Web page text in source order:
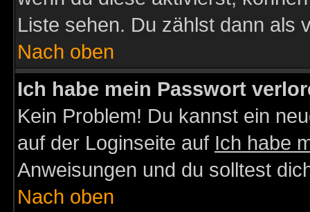
Liste sehen. Du zählst dann als
Nach oben
Ich habe mein Passwort
Kein Problem! Du kannst ein
auf der Loginseite auf Ich habe
Anweisungen und du solltest
Nach oben